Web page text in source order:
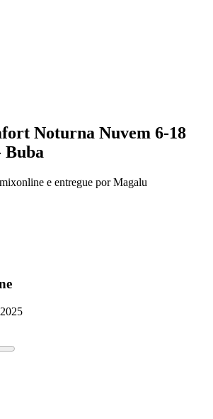
Noturna Nuvem 6-18
Buba
e entregue por Magalu